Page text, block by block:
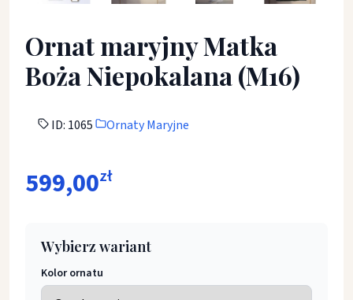
Ornat maryjny Matka
Boża Niepokalana (M16)
ID: 1065 Ornaty Maryjne
599,00zł
Wybierz wariant
Kolor ornatu